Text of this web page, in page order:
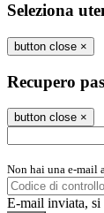
Seleziona
button close ×
Recupero
button close ×
Non hai una e-mail
E-mail inviata, si